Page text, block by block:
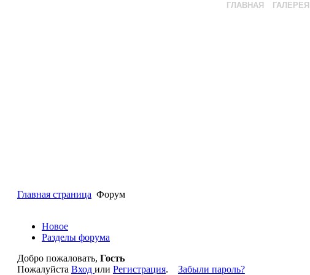
ГЛАВНАЯ ГАЛЕРЕЯ
Главная страница Форум
Новое
Разделы форума
Добро пожаловать, Гость
Пожалуйста Вход или Регистрация. Забыли пароль?